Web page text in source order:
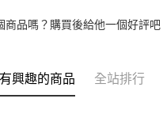
商品嗎？購買後給他一個好評吧
興趣的商品 全站排行